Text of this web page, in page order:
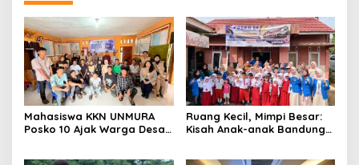
Mahasiswa KKN UNMURA
Posko 10 Ajak Warga Desa
Ruang Kecil, Mimpi Besar:
Kisah Anak-anak Bandung